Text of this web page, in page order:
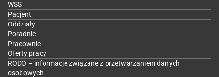
WSS
Pacjent
Oddziały
Poradnie
Pracownie
Oferty pracy
RODO – informacje związane z przetwarzaniem danych
osobowych